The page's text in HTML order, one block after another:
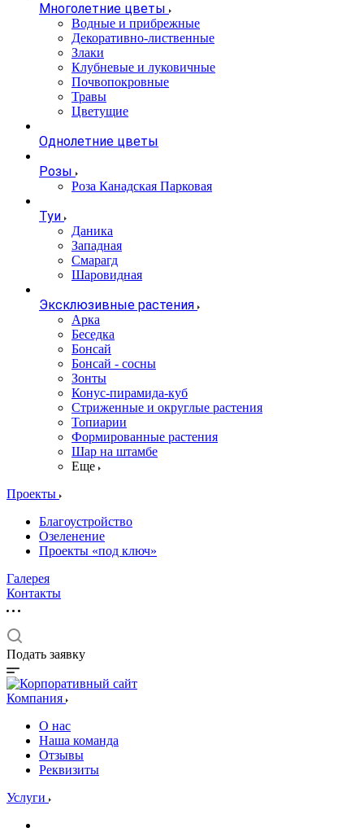
Многолетние цветы
Водные и прибрежные
Декоративно-лиственные
Злаки
Клубневые и луковичные
Почвопокровные
Травы
Цветущие
Однолетние цветы
Розы
Роза Канадская Парковая
Туи
Даника
Западная
Смарагд
Шаровидная
Эксклюзивные растения
Арка
Беседка
Бонсай
Бонсай - сосны
Зонты
Конус-пирамида-куб
Стриженные и округлые растения
Топиарии
Формированные растения
Шар на штамбе
Еще
Проекты
Благоустройство
Озеленение
Проекты «под ключ»
Галерея
Контакты
Подать заявку
Компания
О нас
Наша команда
Отзывы
Реквизиты
Услуги